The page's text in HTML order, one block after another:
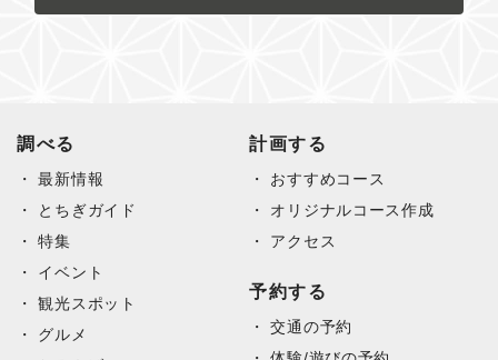
調べる
最新情報
とちぎガイド
特集
イベント
観光スポット
グルメ
計画する
おすすめコース
オリジナルコース作成
アクセス
予約する
交通の予約